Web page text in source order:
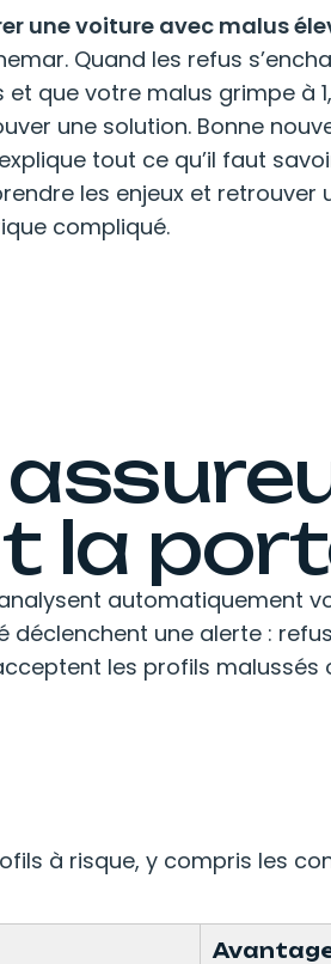
une voiture avec malus
Quand les refus
et que votre malus grimpe à
une solution. Bonne
tout ce qu’il faut
les enjeux et retrouver
compliqué.
la
automatiquement
une alerte :
les profils
à risque, y compris les